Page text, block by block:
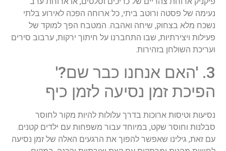
נעימה של פסטה ורוטב ביתי, כל ארוחה הפכה לאירוע בלתי
נשכח מלא בצחוק, שיחה ואהבה. המטבח הפך למוקד של
פעילות ויצירתיות, שבו התחברנו על חיתוך ירקות, ערבוב סירים
ועריכת השולחן בזהירות.
3. 'האם אנחנו כבר שם?'
הפיכת זמן נסיעה לזמן כיף
נסיעות וטיסות ארוכות בדרך עלולות להיות מקור לחוסר
סבלנות וחוסר שקט, במיוחד עבור משפחות עם ילדים קטנים.
עם זאת, גילינו שאפשר להפוך את הרגעים האלה של זמן נסיעה